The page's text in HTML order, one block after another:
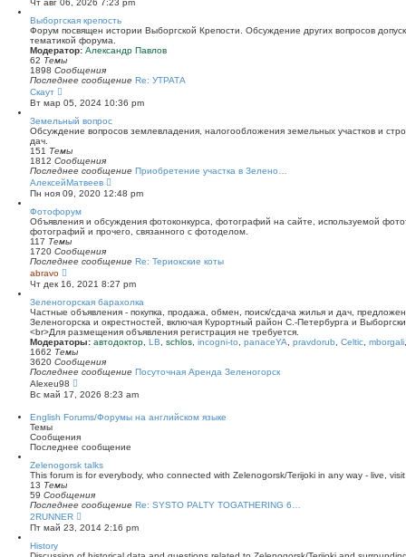
л
е
д
н
е
м
у
с
б
е
н
ю
р
е
й
т
и
к
п
о
л
е
д
н
м
у
с
о
о
б
е
н
и
ю
Выборгская крепость
Форум посвящен истории Выборгской Крепости. Обсуждение других вопросов
тематикой форума.
Модератор: Александр Павлов
62 Темы
1898 Сообщения
Последнее сообщение Re: УТРАТА
Скаут
е
р
е
й
т
и
к
п
о
с
л
е
д
н
е
м
у
с
о
о
щ
е
н
и
ю
Вт мар 05, 2024 10:36 pm
Земельный вопрос
Обсуждение вопросов землевладения, налогообложения земельных участков и
дач.
151 Темы
1812 Сообщения
Последнее сообщение Приобретение участка в Зелено…
АлексейМатвеев
е
р
й
т
п
с
л
е
д
н
е
м
у
о
щ
н
Пн ноя 09, 2020 12:48 pm
Фотофорум
Объявления и обсуждения фотоконкурса, фотографий на сайте, используемой
фотографий и прочего, связанного с фотоделом.
117 Темы
1720 Сообщения
Последнее сообщение Re: Териокские коты
abravo
е
р
е
й
т
и
к
п
о
с
л
е
д
е
у
с
о
б
щ
е
н
и
ю
Чт дек 16, 2021 8:27 pm
Зеленогорская барахолка
Частные объявления - покупка, продажа, обмен, поиск/сдача жилья и дач,
Зеленогорска и окрестностей, включая Курортный район С.-Петербурга и
<br>Для размещения объявления регистрация не требуется.
Модераторы: автодоктор LB schlos incogni-to panaceYA pravdorub Celtic mborgali
1662 Темы
3620 Сообщения
Последнее сообщение Посуточная Аренда Зеленогорск
Alexeu98
е
р
й
и
к
п
о
с
е
д
н
е
Вс май 17, 2026 8:23 am
English Forums/Форумы на английском языке
Темы
Сообщения
Последнее сообщение
Zelenogorsk talks
This forum is for everybody, who connected with Zelenogorsk/Terijoki in any way - live,
13 Темы
59 Сообщения
Последнее сообщение Re: SYSTO PALTY TOGATHERING 6…
2RUNNER
е
р
й
Пт май 23, 2014 2:16 pm
History